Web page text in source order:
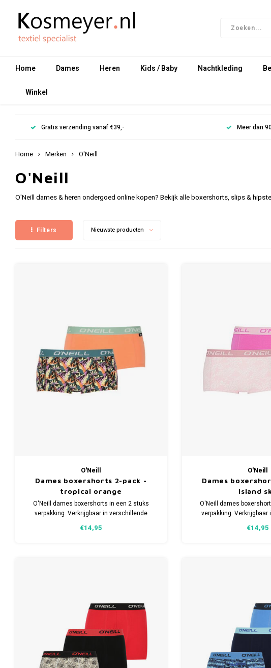
Home Dames Heren Kids / Baby Nachtkleding
Winkel
Gratis verzending vanaf €39,- Meer dan
Home Merken O'Neill
O'Neill
O'Neill dames & heren ondergoed online kopen? Bekijk alle boxershorts, slips &
Filters Nieuwste producten
O'Neill
Dames boxershorts 2-pack -
tropical orange
O'Neill dames boxershorts in een 2 stuks
verpakking. Verkrijgbaar in verschillende
(duurzaam) en 5% Elastaan.
€14,95
O'Neill
Dames
island
O'Neill dames
verpakking.
(duurzaam) en 5%
€14,95